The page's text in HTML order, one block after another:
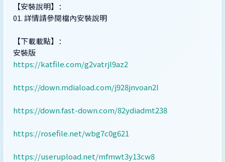
【安裝說明】：
01. 詳情請參閱檔內安裝說明
【下載載點】：
安裝版
https://katfile.com/g2vatrjl9az2
https://down.mdiaload.com/j928jnvoan2l
https://down.fast-down.com/82ydiadmt238
https://rosefile.net/wbg7c0g621
https://userupload.net/mfmwt3y13cw8